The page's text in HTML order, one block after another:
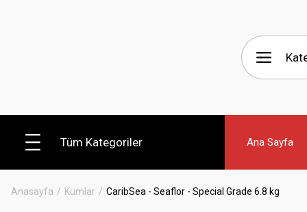
Tüm Kategoriler Ana Sayfa
Anasayfa Kumlar CaribSea - Seaflor - Special Grade 6.8 kg